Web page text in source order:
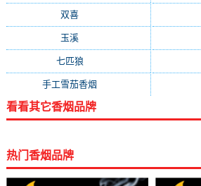
双喜
玉溪
七匹狼
手工雪茄香烟
看看其它香烟品牌
热门香烟品牌